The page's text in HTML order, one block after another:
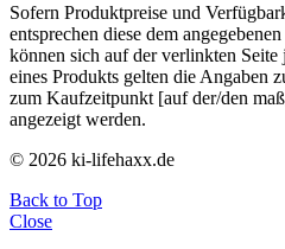
Sofern Produktpreise und
entsprechen diese dem
können sich auf der verlinkten
eines Produkts gelten die Angaben
zum Kaufzeitpunkt [auf der/den
angezeigt werden.
© 2026 ki-lifehaxx.de
Back to Top
Close